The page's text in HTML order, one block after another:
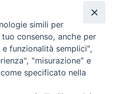
DI ALBANO
- Fax.: 06.9323844
Ore: 9:00 - 13:00
simili per
consenso, anche per
funzionalità semplici",
"misurazione" e
specificato nella